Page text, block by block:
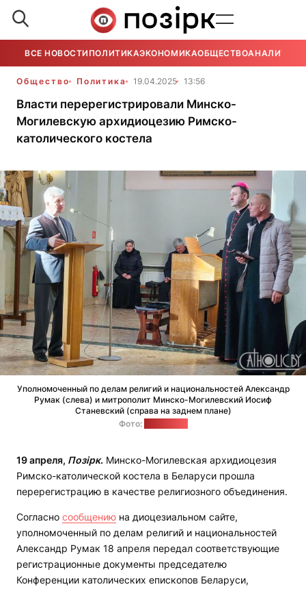
ВСЕ НОВОСТИ ПОЛИТИКАЭКОНОМИКАОБЩЕСТВОАНАЛИТИКА
Общество Политика 19.04.2025 13:56
Власти перерегистрировали Минско-
Могилевскую архидиоцезию Римско-
католического костела
Уполномоченный по делам религий и национальностей Александр
Румак (слева) и митрополит Минско-Могилевский Иосиф
Станевский (справа на заднем плане)
Фото:
19 апреля, Позірк. Минско-Могилевская архидиоцезия
Римско-католической костела в Беларуси прошла
перерегистрацию в качестве религиозного объединения.
Согласно сообщению на диоцезиальном сайте,
уполномоченный по делам религий и национальностей
Александр Румак 18 апреля передал соответствующие
регистрационные документы председателю
Конференции католических епископов Беларуси,